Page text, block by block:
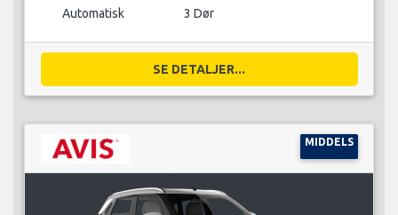
Automatisk 3 Dør
SE DETALJER...
MIDDELS